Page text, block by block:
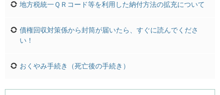
地方税統一ＱＲコード等を利用した納付方法の拡充について
債権回収対策係から封筒が届いたら、すぐに読んでくださ
い！
おくやみ手続き（死亡後の手続き）